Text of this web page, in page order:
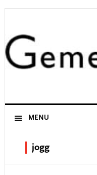
Skip
primary
navigation
Skip
content
Skip
primary
sidebar
Skip
footer
MENU
jogg